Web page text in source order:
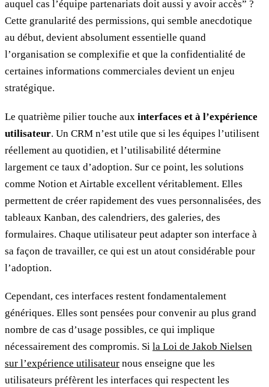
auquel cas l’équipe partenariats doit aussi y avoir accès” ?
Cette granularité des permissions, qui semble anecdotique
au début, devient absolument essentielle quand
l’organisation se complexifie et que la confidentialité de
certaines informations commerciales devient un enjeu
stratégique.
Le quatrième pilier touche aux interfaces et à l’expérience
utilisateur. Un CRM n’est utile que si les équipes l’utilisent
réellement au quotidien, et l’utilisabilité détermine
largement ce taux d’adoption. Sur ce point, les solutions
comme Notion et Airtable excellent véritablement. Elles
permettent de créer rapidement des vues personnalisées, des
tableaux Kanban, des calendriers, des galeries, des
formulaires. Chaque utilisateur peut adapter son interface à
sa façon de travailler, ce qui est un atout considérable pour
l’adoption.
Cependant, ces interfaces restent fondamentalement
génériques. Elles sont pensées pour convenir au plus grand
nombre de cas d’usage possibles, ce qui implique
nécessairement des compromis. Si la Loi de Jakob Nielsen
sur l’expérience utilisateur nous enseigne que les
utilisateurs préfèrent les interfaces qui respectent les